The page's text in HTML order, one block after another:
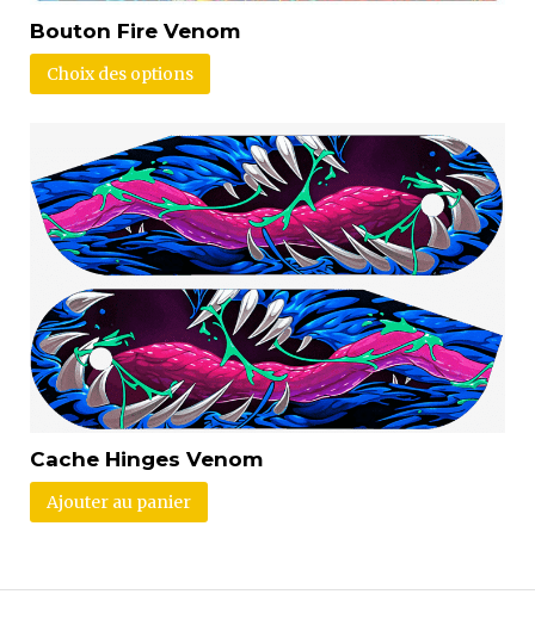
Bouton Fire Venom
Choix des options
Cache Hinges Venom
Ajouter au panier